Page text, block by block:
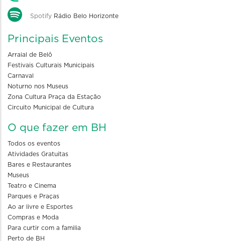
Spotify Rádio Belo Horizonte
Principais Eventos
Arraial de Belô
Festivais Culturais Municipais
Carnaval
Noturno nos Museus
Zona Cultura Praça da Estação
Circuito Municipal de Cultura
O que fazer em BH
Todos os eventos
Atividades Gratuitas
Bares e Restaurantes
Museus
Teatro e Cinema
Parques e Praças
Ao ar livre e Esportes
Compras e Moda
Para curtir com a familia
Perto de BH